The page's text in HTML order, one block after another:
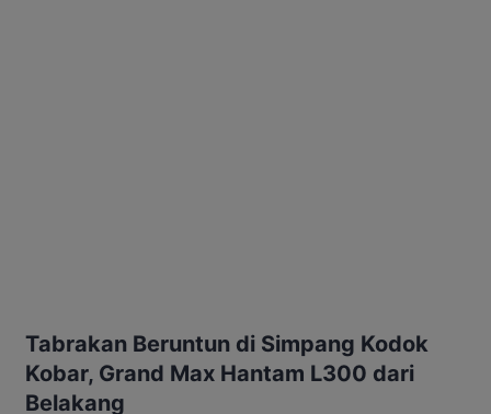
Tabrakan Beruntun di Simpang Kodok
Kobar, Grand Max Hantam L300 dari
Belakang